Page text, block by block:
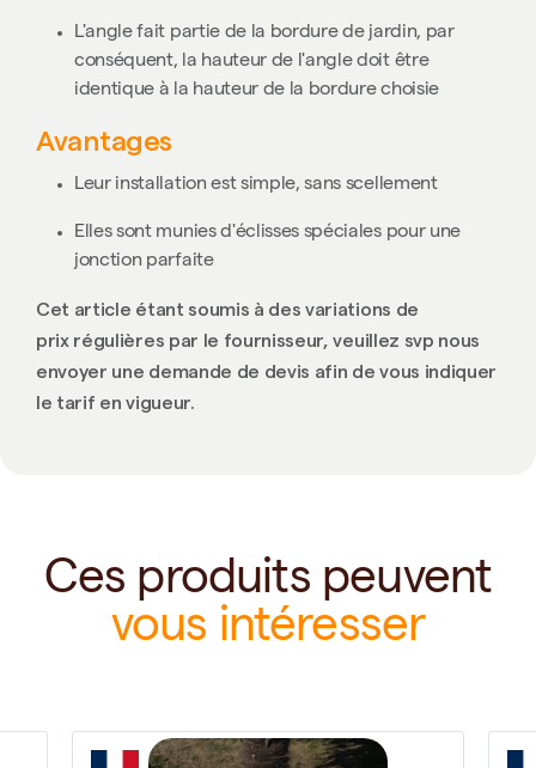
L'angle fait partie de la bordure de jardin, par
conséquent, la hauteur de l'angle doit être
identique à la hauteur de la bordure choisie
Avantages
Leur installation est simple, sans scellement
Elles sont munies d'éclisses spéciales pour une
jonction parfaite
Cet article étant soumis à des variations de
prix régulières par le fournisseur, veuillez svp nous
envoyer une demande de devis afin de vous indiquer
le tarif en vigueur.
Ces produits peuvent
vous intéresser